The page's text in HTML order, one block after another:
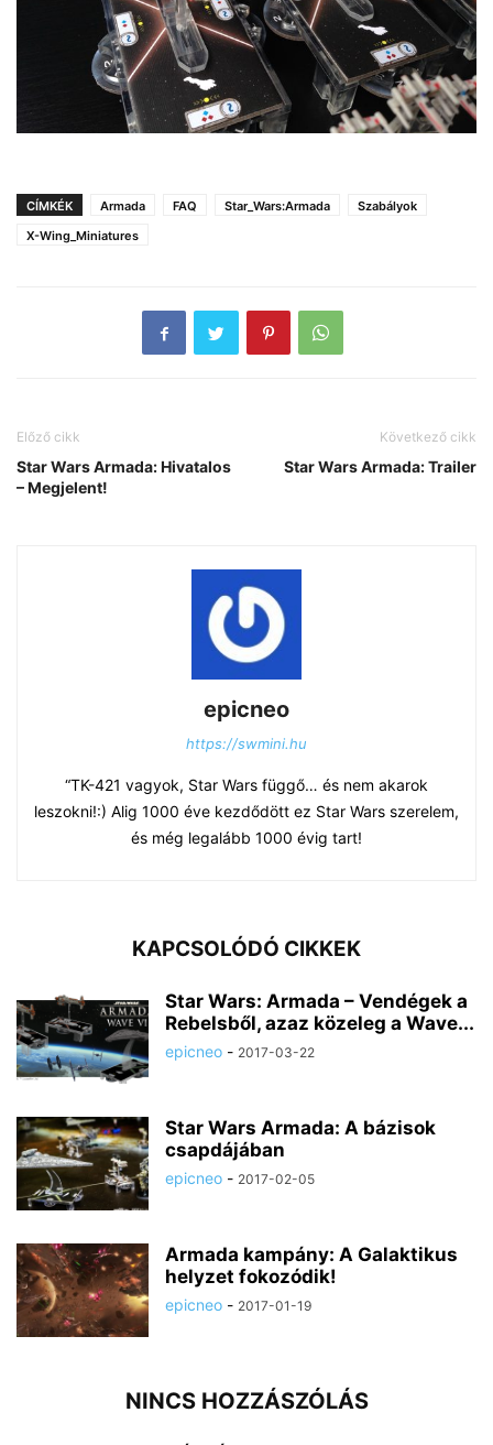
CÍMKÉK Armada FAQ Star_Wars:Armada
Szabályok
X-Wing_Miniatures
Előző cikk
Star Wars Armada: Hivatalos
– Megjelent!
Következő cikk
Star Wars Armada: Trailer
epicneo
https://swmini.hu
“TK-421 vagyok, Star Wars függő… és nem akarok
leszokni!:) Alig 1000 éve kezdődött ez Star Wars szerelem,
és még legalább 1000 évig tart!
KAPCSOLÓDÓ CIKKEK
Star Wars: Armada – Vendégek a
Rebelsből, azaz közeleg a Wave...
epicneo - 2017-03-22
Star Wars Armada: A bázisok
csapdájában
epicneo - 2017-02-05
Armada kampány: A Galaktikus
helyzet fokozódik!
epicneo - 2017-01-19
NINCS HOZZÁSZÓLÁS